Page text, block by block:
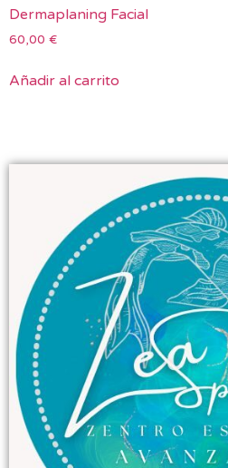
Dermaplaning Facial
60,00 €
Añadir al carrito